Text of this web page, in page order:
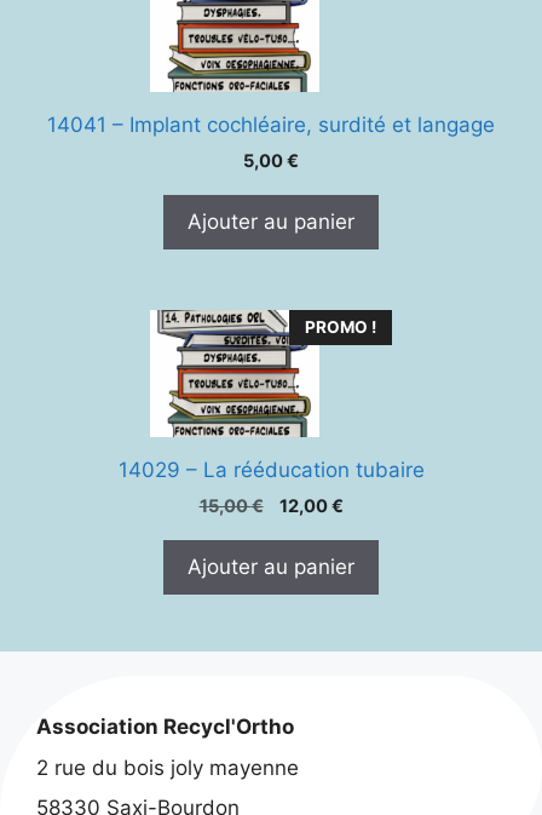
14041 – Implant cochléaire, surdité et langage
5,00€
Ajouter au panier
PROMO !
14029 – La rééducation tubaire
15,00€
Le
était :
12,00€Le
est :
Ajouter au panier
Association Recycl'Ortho
2 rue du bois joly mayenne
58330 Saxi-Bourdon